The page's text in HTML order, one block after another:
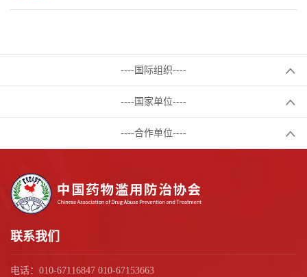
----国际组织----
----国家单位----
----合作单位----
联系我们
电话：010-67116847 010-67153663